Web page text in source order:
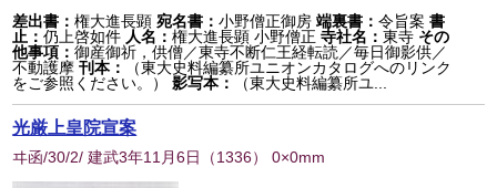
差出書：権大進長顕 宛名書：小野僧正御房 端裏書：令旨案書
止：仍上啓如件 人名：権大進長顕 小野僧正 寺社名：東寺 その
他事項：御産御祈，供僧／東寺不断仁王経転読／毎日御影供／
不動護摩 刊本：
（東大史料編纂所ユニオンカタログへのリンク
をご参照ください。）
影写本： （東大史料編纂所ユ...
光厳上皇院宣案
ヰ函/30/2/ 建武3年11月6日 （1336） 0×0mm